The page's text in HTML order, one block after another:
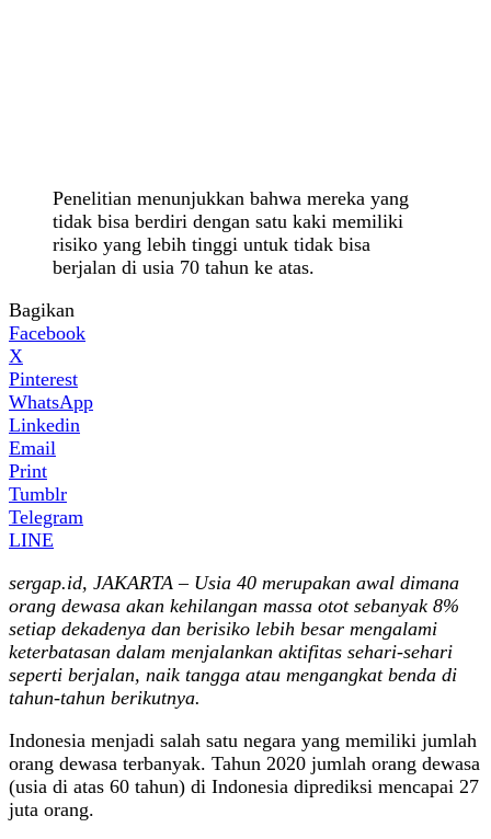
Penelitian menunjukkan bahwa mereka yang
tidak bisa berdiri dengan satu kaki memiliki
risiko yang lebih tinggi untuk tidak bisa
berjalan di usia 70 tahun ke atas.
Bagikan
Facebook
X
Pinterest
WhatsApp
Linkedin
Email
Print
Tumblr
Telegram
LINE
sergap.id, JAKARTA – Usia 40 merupakan awal dimana
orang dewasa akan kehilangan massa otot sebanyak 8%
setiap dekadenya dan berisiko lebih besar mengalami
keterbatasan dalam menjalankan aktifitas sehari-sehari
seperti berjalan, naik tangga atau mengangkat benda di
tahun-tahun berikutnya.
Indonesia menjadi salah satu negara yang memiliki jumlah
orang dewasa terbanyak. Tahun 2020 jumlah orang dewasa
(usia di atas 60 tahun) di Indonesia diprediksi mencapai 27
juta orang.